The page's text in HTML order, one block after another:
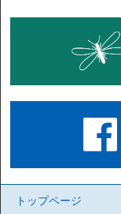
トップページ